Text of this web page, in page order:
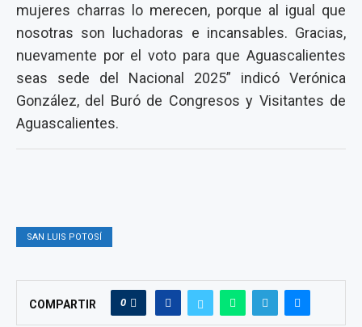
mujeres charras lo merecen, porque al igual que
nosotras son luchadoras e incansables. Gracias,
nuevamente por el voto para que Aguascalientes
seas sede del Nacional 2025” indicó Verónica
González, del Buró de Congresos y Visitantes de
Aguascalientes.
SAN LUIS POTOSÍ
COMPARTIR 0